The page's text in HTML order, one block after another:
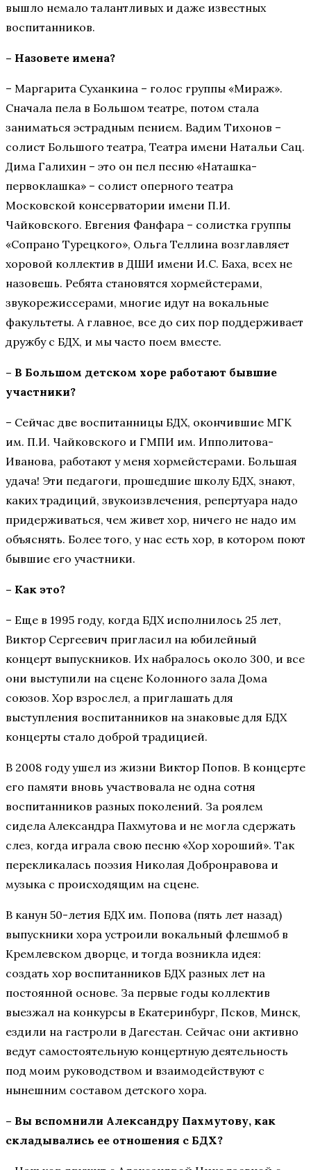
вышло немало талантливых и даже известных
воспитанников.
– Назовете имена?
– Маргарита Суханкина – голос группы «Мираж».
Сначала пела в Большом театре, потом стала
заниматься эстрадным пением. Вадим Тихонов –
солист Большого театра, Театра имени Натальи Сац.
Дима Галихин – это он пел песню «Наташка-
первоклашка» – солист оперного театра
Московской консерватории имени П.И.
Чайковского. Евгения Фанфара – солистка группы
«Сопрано Турецкого», Ольга Теллина возглавляет
хоровой коллектив в ДШИ имени И.С. Баха, всех не
назовешь. Ребята становятся хормейстерами,
звукорежиссерами, многие идут на вокальные
факультеты. А главное, все до сих пор поддерживает
дружбу с БДХ, и мы часто поем вместе.
– В Большом детском хоре работают бывшие
участники?
– Сейчас две воспитанницы БДХ, окончившие МГК
им. П.И. Чайковского и ГМПИ им. Ипполитова-
Иванова, работают у меня хормейстерами. Большая
удача! Эти педагоги, прошедшие школу БДХ, знают,
каких традиций, звукоизвлечения, репертуара надо
придерживаться, чем живет хор, ничего не надо им
объяснять. Более того, у нас есть хор, в котором поют
бывшие его участники.
– Как это?
– Еще в 1995 году, когда БДХ исполнилось 25 лет,
Виктор Сергеевич пригласил на юбилейный
концерт выпускников. Их набралось около 300, и все
они выступили на сцене Колонного зала Дома
союзов. Хор взрослел, а приглашать для
выступления воспитанников на знаковые для БДХ
концерты стало доброй традицией.
В 2008 году ушел из жизни Виктор Попов. В концерте
его памяти вновь участвовала не одна сотня
воспитанников разных поколений. За роялем
сидела Александра Пахмутова и не могла сдержать
слез, когда играла свою песню «Хор хороший». Так
перекликалась поэзия Николая Добронравова и
музыка с происходящим на сцене.
В канун 50-летия БДХ им. Попова (пять лет назад)
выпускники хора устроили вокальный флешмоб в
Кремлевском дворце, и тогда возникла идея:
создать хор воспитанников БДХ разных лет на
постоянной основе. За первые годы коллектив
выезжал на конкурсы в Екатеринбург, Псков, Минск,
ездили на гастроли в Дагестан. Сейчас они активно
ведут самостоятельную концертную деятельность
под моим руководством и взаимодействуют с
нынешним составом детского хора.
– Вы вспомнили Александру Пахмутову, как
складывались ее отношения с БДХ?